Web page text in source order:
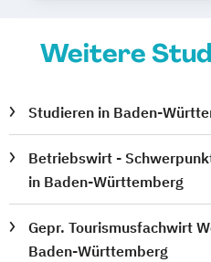
Weitere
Studieren in Baden-
Betriebswirt -
in Baden-Württemberg
Gepr. Tourismusfachwirt
Baden-Württemberg